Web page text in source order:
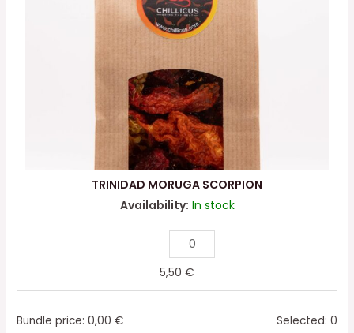
TRINIDAD MORUGA SCORPION
Availability: In stock
5,50 €
Bundle price: 0,00€ Selected: 0